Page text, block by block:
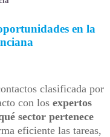
en la
clasificada por
con los expertos
sector pertenece
eficiente las tareas,